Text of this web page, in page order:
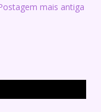
mais antiga